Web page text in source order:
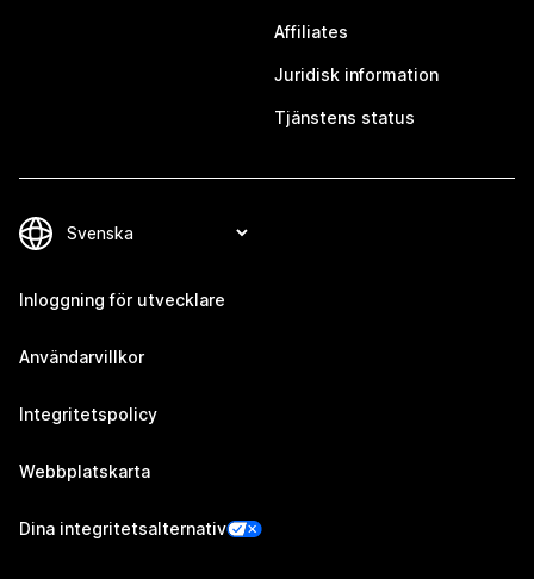
Affiliates
Juridisk information
Tjänstens status
Inloggning för utvecklare
Användarvillkor
Integritetspolicy
Webbplatskarta
Dina integritetsalternativ